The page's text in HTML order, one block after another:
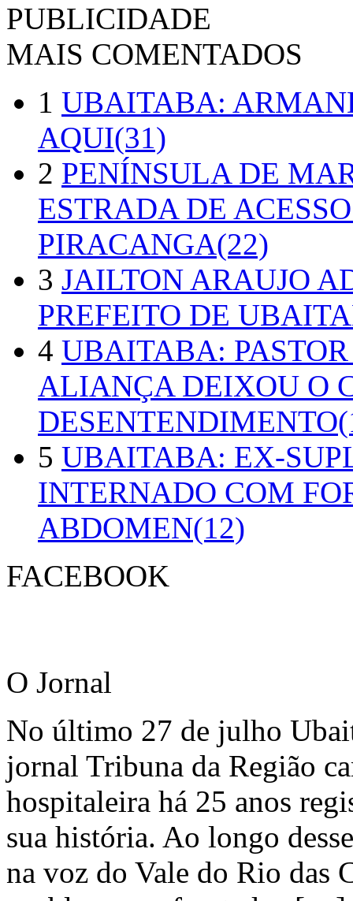
PUBLICIDADE
MAIS COMENTADOS
1 UBAITABA:
AQUI(31)
2 PENÍNSULA DE
ESTRADA DE
PIRACANGA(22)
3 JAILTON ARAUJO
PREFEITO DE
4 UBAITABA:
ALIANÇA DEIXOU O
5 UBAITABA: EX-
INTERNADO COM
ABDOMEN(12)
FACEBOOK
O Jornal
No último 27 de julho
jornal Tribuna da Região
hospitaleira há 25 anos
sua história. Ao longo
na voz do Vale do Rio das